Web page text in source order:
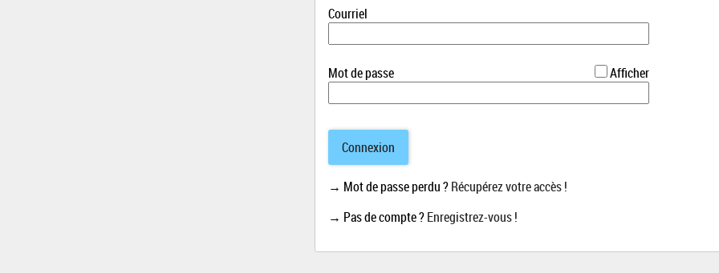
Courriel
Mot de passe Afficher
Connexion
→ Mot de passe perdu ?Récupérez votre accès !
→ Pas de compte ?Enregistrez-vous !